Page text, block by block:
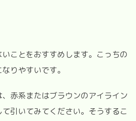
ことをおすすめします。こっちの
りやすいです。
赤系またはブラウンのアイライン
引いてみてください。そうするこ